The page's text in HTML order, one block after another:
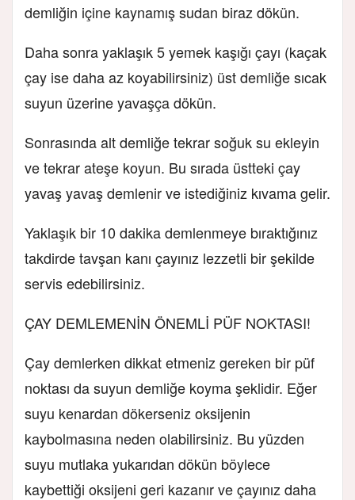
demliğin içine kaynamış sudan biraz dökün.
Daha sonra yaklaşık 5 yemek kaşığı çayı (kaçak
çay ise daha az koyabilirsiniz) üst demliğe sıcak
suyun üzerine yavaşça dökün.
Sonrasında alt demliğe tekrar soğuk su ekleyin
ve tekrar ateşe koyun. Bu sırada üstteki çay
yavaş yavaş demlenir ve istediğiniz kıvama gelir.
Yaklaşık bir 10 dakika demlenmeye bıraktığınız
takdirde tavşan kanı çayınız lezzetli bir şekilde
servis edebilirsiniz.
ÇAY DEMLEMENİN ÖNEMLİ PÜF NOKTASI!
Çay demlerken dikkat etmeniz gereken bir püf
noktası da suyun demliğe koyma şeklidir. Eğer
suyu kenardan dökerseniz oksijenin
kaybolmasına neden olabilirsiniz. Bu yüzden
suyu mutlaka yukarıdan dökün böylece
kaybettiği oksijeni geri kazanır ve çayınız daha